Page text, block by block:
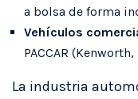
a bolsa de forma
Vehículos
PACCAR
La industria